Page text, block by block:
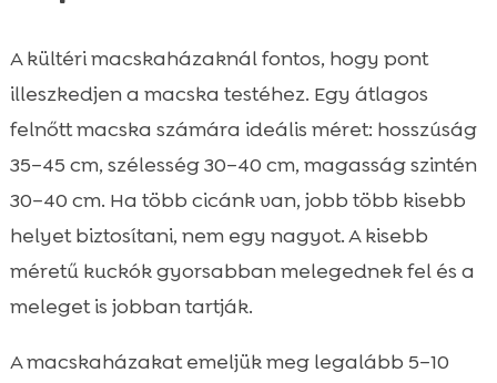
A kültéri macskaházaknál fontos, hogy pont
illeszkedjen a macska testéhez. Egy átlagos
felnőtt macska számára ideális méret: hosszúság
35–45 cm, szélesség 30–40 cm, magasság szintén
30–40 cm. Ha több cicánk van, jobb több kisebb
helyet biztosítani, nem egy nagyot. A kisebb
méretű kuckók gyorsabban melegednek fel és a
meleget is jobban tartják.
A macskaházakat emeljük meg legalább 5–10